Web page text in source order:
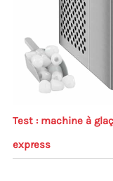
Test : machine à
express